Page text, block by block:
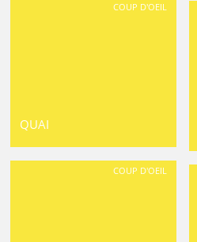
COUP D'OEIL
QUAI
COUP D'OEIL